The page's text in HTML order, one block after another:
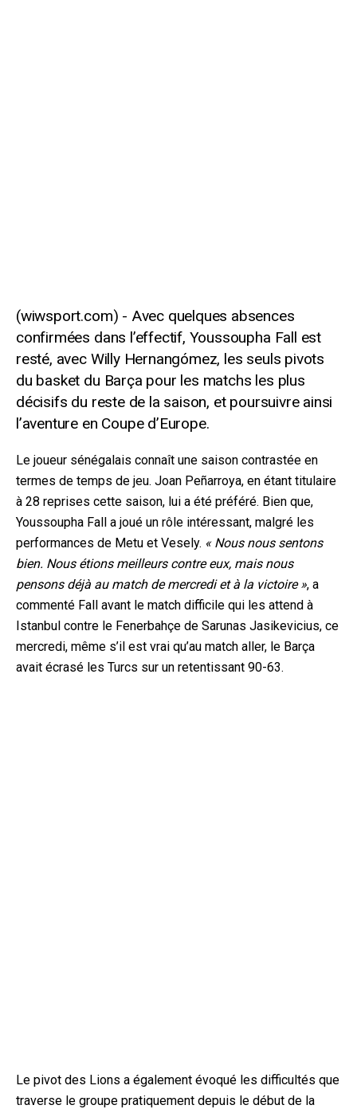
Avec quelques absences
confirmées dans l’effectif, Youssoupha Fall est
resté, avec Willy Hernangómez, les seuls pivots
du basket du Barça pour les matchs les plus
décisifs du reste de la saison, et poursuivre ainsi
l’aventure en Coupe d’Europe.
Le joueur sénégalais connaît une saison contrastée en
termes de temps de jeu. Joan Peñarroya, en étant titulaire
à 28 reprises cette saison, lui a été préféré. Bien que,
Youssoupha Fall a joué un rôle intéressant, malgré les
performances de Metu et Vesely. « Nous nous sentons
bien. Nous étions meilleurs contre eux, mais nous
pensons déjà au match de mercredi et à la victoire », a
commenté Fall avant le match difficile qui les attend à
Istanbul contre le Fenerbahçe de Sarunas Jasikevicius, ce
mercredi, même s’il est vrai qu’au match aller, le Barça
avait écrasé les Turcs sur un retentissant 90-63.
Le pivot des Lions a également évoqué les difficultés que
traverse le groupe pratiquement depuis le début de la